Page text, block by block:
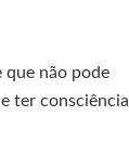
que não pode
ter consciência